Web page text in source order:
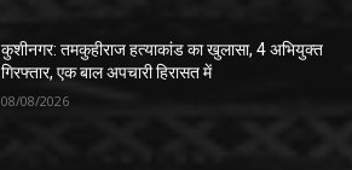
कुशीनगर: तमकुहीराज हत्याकांड का खुलासा, 4 अभियुक्त
गिरफ्तार, एक बाल अपचारी हिरासत में
08/08/2026